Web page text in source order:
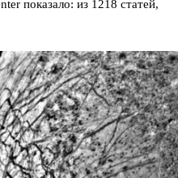
показало: из 1218 статей,